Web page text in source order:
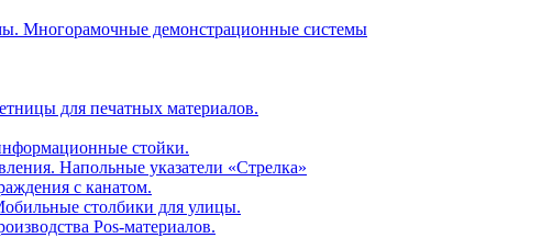
Многорамочные демонстрационные системы
для печатных материалов.
стойки.
Напольные указатели «Стрелка»
с канатом.
столбики для улицы.
Pos-материалов.